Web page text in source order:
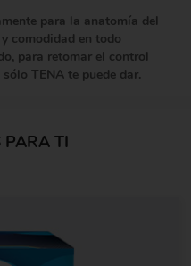
para la anatomía del
comodidad en todo
para retomar el control
TENA te puede dar.
PARA TI